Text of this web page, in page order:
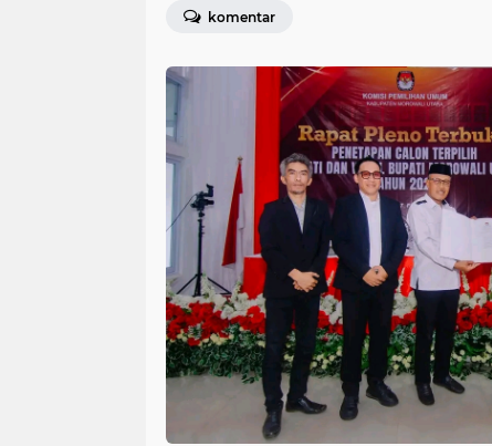
komentar